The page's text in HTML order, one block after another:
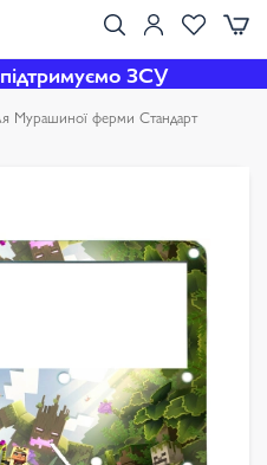
ЗСУ
Мурашиної ферми Стандарт